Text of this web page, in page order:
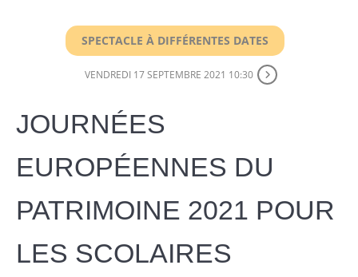
SPECTACLE À DIFFÉRENTES DATES
VENDREDI 17 SEPTEMBRE 2021 10:30
JOURNÉES
EUROPÉENNES DU
PATRIMOINE 2021 POUR
LES SCOLAIRES